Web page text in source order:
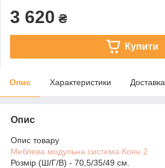
3 620 ₴
Купити
Опис Характеристики Доставка
Опис
Опис товару
Меблева модульна система Коен 2
Розмір (Ш/Г/В) - 70,5/35/49 см.